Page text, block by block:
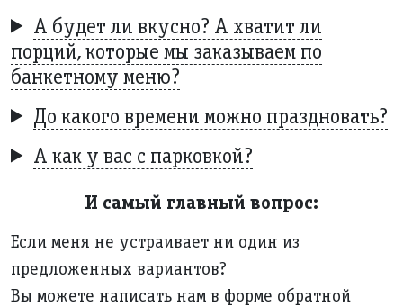
А будет ли вкусно? А хватит ли
порций, которые мы заказываем по
банкетному меню?
До какого времени можно праздновать?
А как у вас с парковкой?
И самый главный вопрос:
Если меня не устраивает ни один из
предложенных вариантов?
Вы можете написать нам в форме обратной